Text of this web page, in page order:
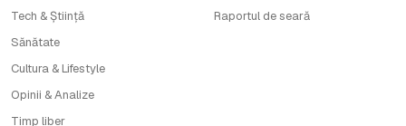
Tech & Știință
Sănătate
Cultura & Lifestyle
Opinii & Analize
Timp liber
Raportul de seară